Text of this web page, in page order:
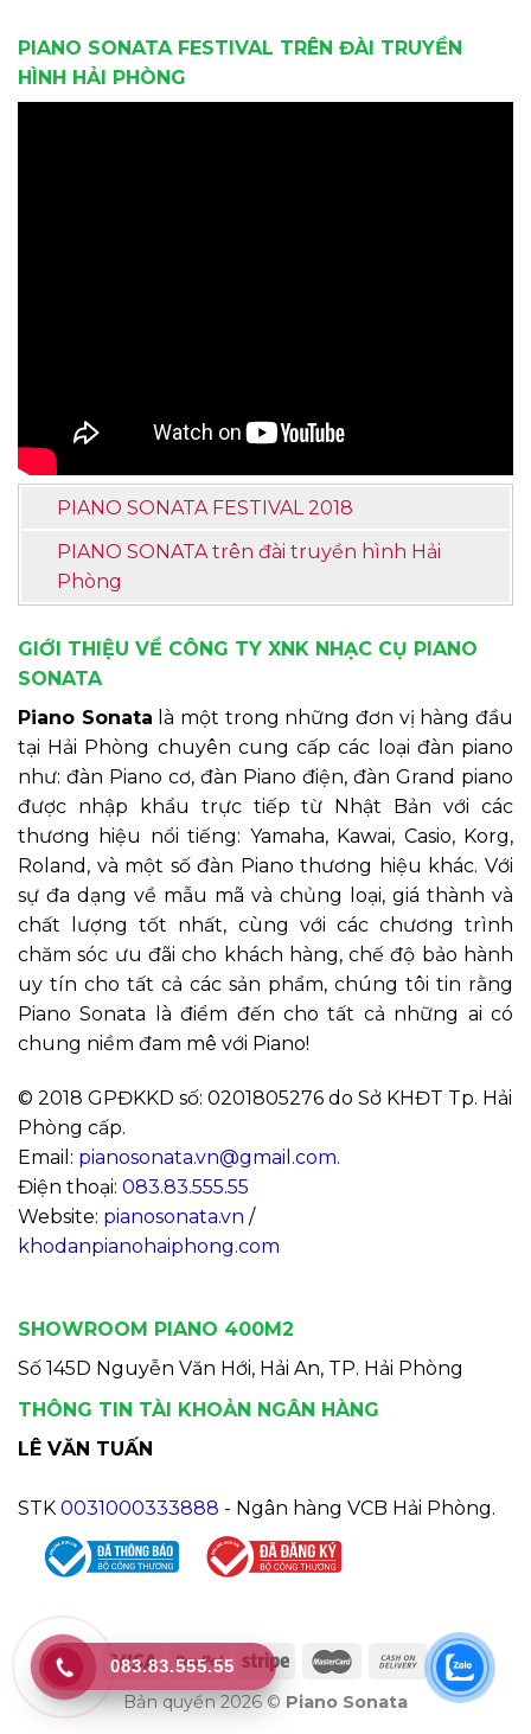
PIANO SONATA FESTIVAL TRÊN ĐÀI TRUYỀN
HÌNH HẢI PHÒNG
PIANO SONATA FESTIVAL 2018
PIANO SONATA trên đài truyền hình Hải
Phòng
GIỚI THIỆU VỀ CÔNG TY XNK NHẠC CỤ PIANO
SONATA
Piano Sonata là một trong những đơn vị hàng đầu
tại Hải Phòng chuyên cung cấp các loại đàn piano
như: đàn Piano cơ, đàn Piano điện, đàn Grand piano
được nhập khẩu trực tiếp từ Nhật Bản với các
thương hiệu nổi tiếng: Yamaha, Kawai, Casio, Korg,
Roland, và một số đàn Piano thương hiệu khác. Với
sự đa dạng về mẫu mã và chủng loại, giá thành và
chất lượng tốt nhất, cùng với các chương trình
chăm sóc ưu đãi cho khách hàng, chế độ bảo hành
uy tín cho tất cả các sản phẩm, chúng tôi tin rằng
Piano Sonata là điểm đến cho tất cả những ai có
chung niềm đam mê với Piano!
© 2018 GPĐKKD số: 0201805276 do Sở KHĐT Tp. Hải
Phòng cấp.
Email: pianosonata.vn@gmail.com.
Điện thoại: 083.83.555.55
Website: pianosonata.vn /
khodanpianohaiphong.com
SHOWROOM PIANO 400M2
Số 145D Nguyễn Văn Hới, Hải An, TP. Hải Phòng
THÔNG TIN TÀI KHOẢN NGÂN HÀNG
LÊ VĂN TUẤN
STK 0031000333888 - Ngân hàng VCB Hải Phòng.
Bản quyền 2026 © Piano Sonata
083.83.555.55